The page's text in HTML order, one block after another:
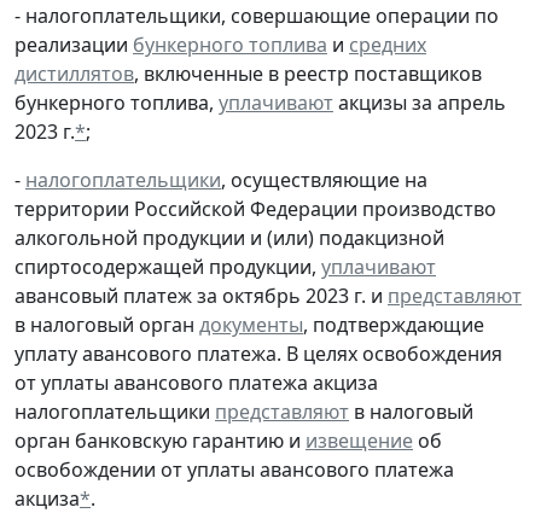
- налогоплательщики, совершающие операции по
реализации бункерного топлива и средних
дистиллятов, включенные в реестр поставщиков
бункерного топлива, уплачиваютакцизы за апрель
2023 г.*;
- налогоплательщики, осуществляющие на
территории Российской Федерации производство
алкогольной продукции и (или) подакцизной
спиртосодержащей продукции, уплачивают
авансовый платеж за октябрь 2023 г. и представляют
в налоговый орган документы, подтверждающие
уплату авансового платежа. В целях освобождения
от уплаты авансового платежа акциза
налогоплательщики представляют в налоговый
орган банковскую гарантию и извещение об
освобождении от уплаты авансового платежа
акциза*.